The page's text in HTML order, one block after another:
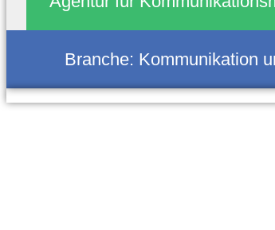
Branche: Kommunikation